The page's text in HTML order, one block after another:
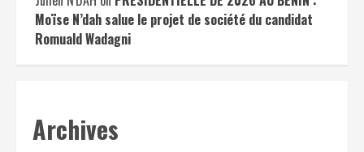
Moïse N’dah salue le projet de société du candidat
Romuald Wadagni
Archives